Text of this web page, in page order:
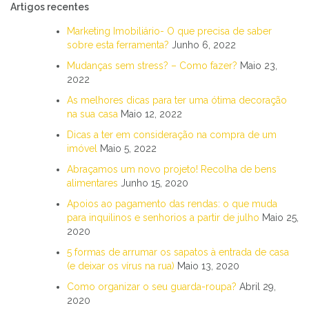
Artigos recentes
Marketing Imobiliário- O que precisa de saber
sobre esta ferramenta? Junho 6, 2022
Mudanças sem stress? – Como fazer? Maio 23,
2022
As melhores dicas para ter uma ótima decoração
na sua casa Maio 12, 2022
Dicas a ter em consideração na compra de um
imóvel
Maio 5, 2022
Abraçamos um novo projeto! Recolha de bens
alimentares Junho 15, 2020
Apoios ao pagamento das rendas: o que muda
para inquilinos e senhorios a partir de julho Maio 25,
2020
5 formas de arrumar os sapatos à entrada de casa
(e deixar os vírus na rua) Maio 13, 2020
Como organizar o seu guarda-roupa? Abril 29,
2020